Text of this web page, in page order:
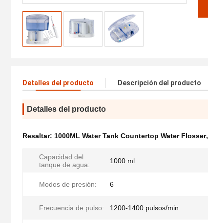
Detalles del producto Descripción del producto
Detalles del producto
Resaltar: 1000ML Water Tank Countertop Water Flosser,
Capacidad del
tanque de agua:
1000 ml
Modos de presión: 6
Frecuencia de pulso: 1200-1400 pulsos/min